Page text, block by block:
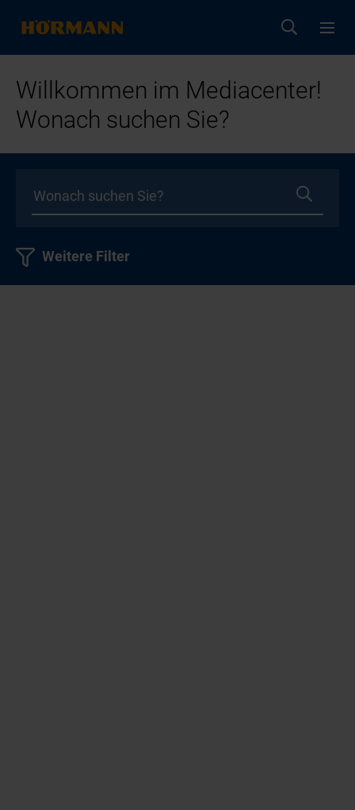
Willkommen im Mediacenter!
Wonach suchen Sie?
Weitere Filter